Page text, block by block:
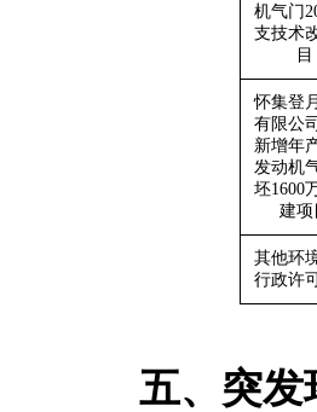
机气门
支技术
目
怀集登
有限公
新增年
发动机
坯1600
建项
其他环
行政许
五、突发